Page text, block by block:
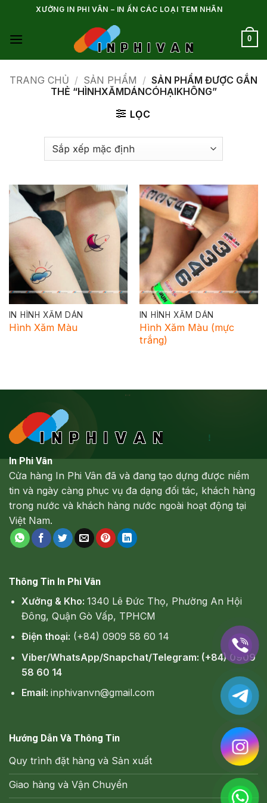
nội
XƯỞNG IN PHI VÂN – IN ẤN CÁC LOẠI TEM NHÃN
0
TRANG CHỦ / SẢN PHẨM / SẢN PHẨM ĐƯỢC GẮN
THẺ “HÌNHXĂMDÁNCÓHẠIKHÔNG”
LỌC
IN HÌNH XĂM DÁN
Hình Xăm Màu
IN HÌNH XĂM DÁN
Hình Xăm Màu (mực
trắng)
In Phi Vân
Cửa hàng In Phi Vân đã và đang tạo dựng được niềm
tin và ngày càng phục vụ đa dạng đối tác, khách hàng
trong nước và khách hàng nước ngoài hoạt động tại
Việt Nam.
Thông Tin In Phi Vân
Xưởng & Kho: 1340 Lê Đức Thọ, Phường An Hội
Đông, Quận Gò Vấp, TPHCM
Điện thoại: (+84) 0909 58 60 14
Viber/WhatsApp/Snapchat/Telegram: (+84) 0909
58 60 14
Email: inphivanvn@gmail.com
Hướng Dẫn Và Thông Tin
Quy trình đặt hàng và Sản xuất
Giao hàng và Vận Chuyển